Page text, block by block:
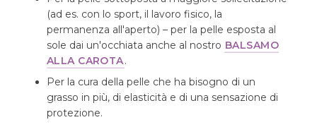
(ad es. con lo sport, il lavoro fisico, la
permanenza all'aperto) – per la pelle esposta al
sole dai un'occhiata anche al nostro BALSAMO
ALLA CAROTA.
Per la cura della pelle che ha bisogno di un
grasso in più, di elasticità e di una sensazione di
protezione.